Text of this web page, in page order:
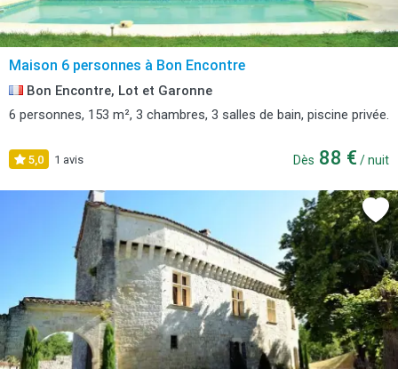
Maison 6 personnes à Bon Encontre
Bon Encontre, Lot et Garonne
6 personnes, 153 m², 3 chambres, 3 salles de bain, piscine privée.
5,0 1 avis Dès 88 € / nuit